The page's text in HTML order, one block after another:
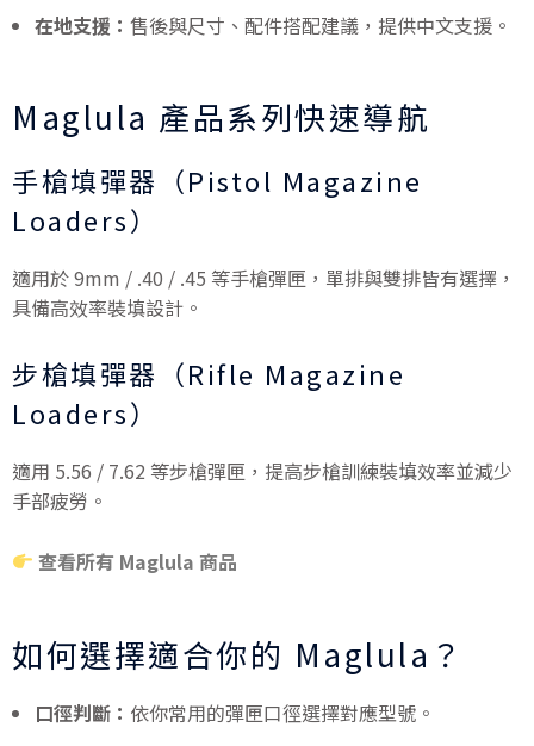
在地支援：售後與尺寸、配件搭配建議，提供中文支援。
Maglula 產品系列快速導航
手槍填彈器（Pistol Magazine
Loaders）
適用於 9mm / .40 / .45 等手槍彈匣，單排與雙排皆有選擇，
具備高效率裝填設計。
步槍填彈器（Rifle Magazine
Loaders）
適用 5.56 / 7.62 等步槍彈匣，提高步槍訓練裝填效率並減少
手部疲勞。
查看所有 Maglula 商品
如何選擇適合你的 Maglula？
口徑判斷： 依你常用的彈匣口徑選擇對應型號。